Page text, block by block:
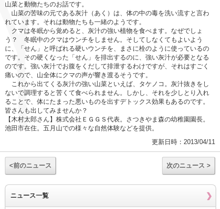
山菜と動物たちのお話です。
山菜の苦味の元である灰汁（あく）は、体の中の毒を洗い流すと言わ
れています。それは動物たちも一緒のようです。
クマは冬眠から覚めると、灰汁の強い植物を食べます。なぜでしょ
う？ 冬眠中のクマはウンチをしません。そしてしなくてもよいよう
に、「せん」と呼ばれる硬いウンチを、まさに栓のように使っているの
です。その硬くなった「せん」を排出するのに、強い灰汁が必要となる
のです。強い灰汁でお腹をくだして排泄するわけですが、それはすごく
痛いので、山全体にクマの声が響き渡るそうです。
これから出てくる灰汁の強い山菜といえば、タケノコ。灰汁抜きをし
ないで調理すると苦くて食べられません。しかし、それを少しとり入れ
ることで、体にたまった悪いものを出すデトックス効果もあるのです。
皆さんも出してみませんか？
【木村太郎さん】株式会社ＥＧＧＳ代表。さつきやま森の幼稚園園長。
池田市在住。五月山での様々な自然体験などを提供。
更新日時：2013/04/11
<前のニュース 次のニュース >
ニュース一覧